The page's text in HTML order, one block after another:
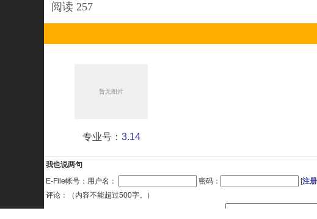
阅读 257
专业号： 3.14
我也说两句
E-File帐号：用户名：
密码： [注册
评论：（内容不能超过500字。）